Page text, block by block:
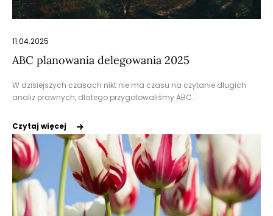
11.04.2025
ABC planowania delegowania 2025
W dzisiejszych czasach nikt nie ma czasu na czytanie długich
analiz prawnych, dlatego przygotowaliśmy ABC…
Czytaj więcej